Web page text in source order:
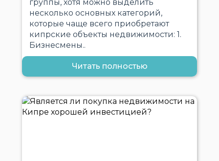
группы, хотя можно выделить
несколько основных категорий,
которые чаще всего приобретают
кипрские объекты недвижимости: 1.
Бизнесмены..
Читать полностью